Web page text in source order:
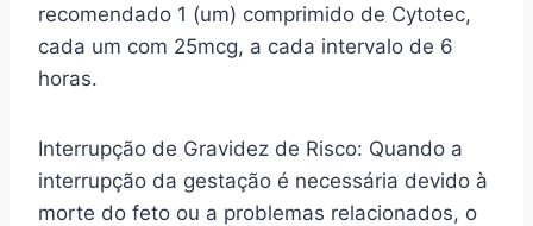
recomendado 1 (um) comprimido de Cytotec,
cada um com 25mcg, a cada intervalo de 6
horas.
Interrupção de Gravidez de Risco: Quando a
interrupção da gestação é necessária devido à
morte do feto ou a problemas relacionados, o